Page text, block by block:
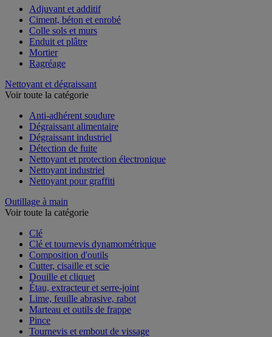
Adjuvant et additif
Ciment, béton et enrobé
Colle sols et murs
Enduit et plâtre
Mortier
Ragréage
Nettoyant et dégraissant
Voir toute la catégorie
Anti-adhérent soudure
Dégraissant alimentaire
Dégraissant industriel
Détection de fuite
Nettoyant et protection électronique
Nettoyant industriel
Nettoyant pour graffiti
Outillage à main
Voir toute la catégorie
Clé
Clé et tournevis dynamométrique
Composition d'outils
Cutter, cisaille et scie
Douille et cliquet
Étau, extracteur et serre-joint
Lime, feuille abrasive, rabot
Marteau et outils de frappe
Pince
Tournevis et embout de vissage